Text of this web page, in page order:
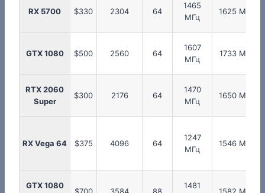
RX 5700 $330 2304 64
1465
МГц
1625 МГц
GTX 1080 $500 2560 64
1607
МГц
1733 МГц
RTX 2060
Super
$300 2176 64
1470
МГц
1650 МГц
RX Vega 64 $375 4096 64
1247
МГц
1546 МГц
GTX 1080
1481